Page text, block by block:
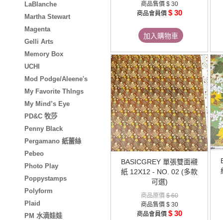
LaBlanche
Martha Stewart
Magenta
Gelli Arts
Memory Box
UCHI
Mod Podge/Aleene's
My Favorite ThIngs
My Mind’s Eye
PD&C 牧莎
Penny Black
Pergamano 紙蕾絲
Pebeo
Photo Play
Poppystamps
Polyform
Plaid
PM 水滴娃娃
商品售價 $ 30
商品會員價 $ 30
加入購物車
BASICGREY 單張雙面襯
紙 12X12 - NO. 02 (多款
可選)
商品原價$ 60
商品售價 $ 30
商品會員價 $ 30